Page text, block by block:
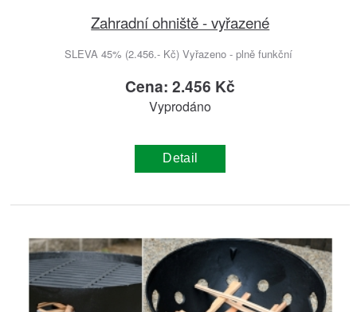
Zahradní ohniště - vyřazené
SLEVA 45% (2.456.- Kč) Vyřazeno - plně funkční
Cena: 2.456 Kč
Vyprodáno
Detail